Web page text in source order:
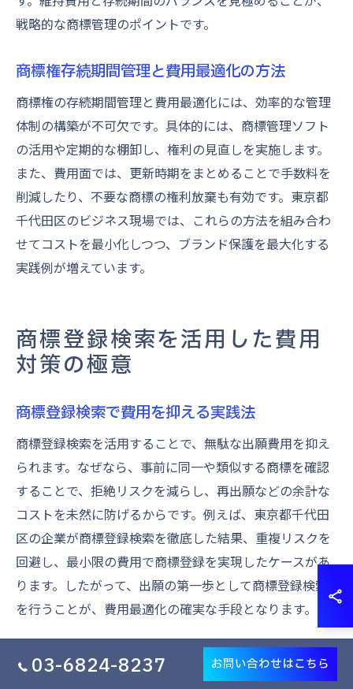
戦略的な商標管理のポイントです。
商標権存続期間管理と費用最適化の方法
商標権の存続期間管理と費用最適化には、効率的な管理
体制の構築が不可欠です。具体的には、商標管理ソフト
の活用や定期的な棚卸し、権利の見直しを実施します。
また、費用面では、更新時期をまとめることで手数料を
削減したり、不要な商標の権利放棄も有効です。東京都
千代田区のビジネス現場では、これらの方法を組み合わ
せてコストを最小化しつつ、ブランド保護を最大化する
実践例が増えています。
商標登録検索を活用した費用
対策の極意
商標登録検索で費用を抑える実践法
商標登録検索を活用することで、無駄な出願費用を抑え
られます。なぜなら、事前に同一や類似する商標を確認
することで、拒絶リスクを減らし、再出願などの余計な
コストを未然に防げるからです。例えば、東京都千代田
区の企業が商標登録検索を徹底した結果、重複リスクを
回避し、最小限の費用で商標登録を実現したケースがあ
ります。したがって、出願の第一歩として商標登録検索
を行うことが、費用最適化の確実な手段となります。
商標登録検索と出願費用の関係性を解説
03-6824-8237 お問い合わせはこちら